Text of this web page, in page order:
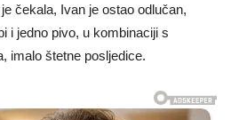
čekala, Ivan je ostao odlučan,
i jedno pivo, u kombinaciji s
imalo štetne posljedice.